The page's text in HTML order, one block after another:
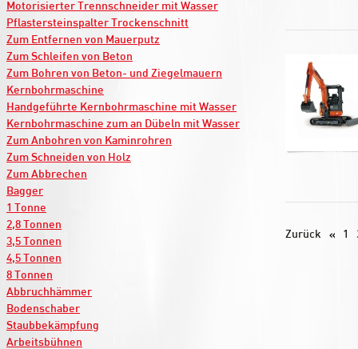
Motorisierter Trennschneider mit Wasser
Pflastersteinspalter Trockenschnitt
Zum Entfernen von Mauerputz
Zum Schleifen von Beton
Zum Bohren von Beton- und Ziegelmauern
Kernbohrmaschine
Handgeführte Kernbohrmaschine mit Wasser
Kernbohrmaschine zum an Dübeln mit Wasser
Zum Anbohren von Kaminrohren
Zum Schneiden von Holz
Zum Abbrechen
Bagger
1 Tonne
2,8 Tonnen
3,5 Tonnen
4,5 Tonnen
8 Tonnen
Abbruchhämmer
Bodenschaber
Staubbekämpfung
Arbeitsbühnen
Zurück 1